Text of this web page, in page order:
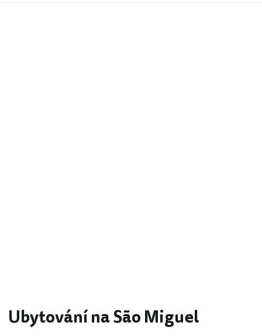
Ubytování na São Miguel